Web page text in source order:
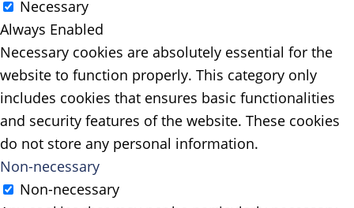
Necessary
Always Enabled
Necessary cookies are absolutely essential for the
website to function properly. This category only
includes cookies that ensures basic functionalities
and security features of the website. These cookies
do not store any personal information.
Non-necessary
Non-necessary